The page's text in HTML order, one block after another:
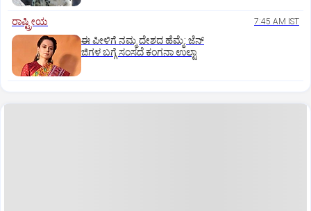
ರಾಷ್ಟ್ರೀಯ 7:45 AM IST
ಈ ಪೀಳಿಗೆ ನಮ್ಮ ದೇಶದ ಹೆಮ್ಮೆ: ಜೆನ್‌
ಜಿಗಳ ಬಗ್ಗೆ ಸಂಸದೆ ಕಂಗನಾ ಉಲ್ಟಾ